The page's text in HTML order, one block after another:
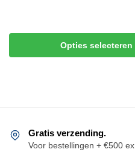
Opties selecteren
heeft
kan
gekozen
Gratis verzending.
Voor bestellingen + €500 ex.